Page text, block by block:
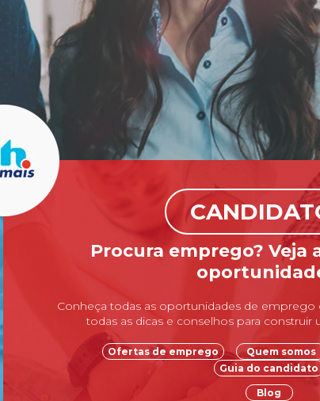
Procura emprego? Veja
Conheça todas as oportunidades de
todas as dicas e conselhos para construir
Ofertas de emprego Quem somos
Guia do candidato
Blog